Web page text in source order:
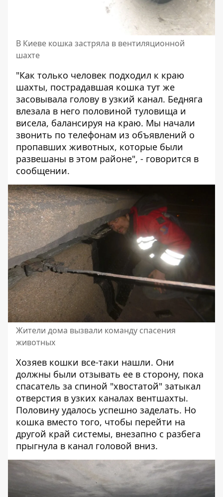
В Киеве кошка застряла в вентиляционной
шахте
"Как только человек подходил к краю
шахты, пострадавшая кошка тут же
засовывала голову в узкий канал. Бедняга
влезала в него половиной туловища и
висела, балансируя на краю. Мы начали
звонить по телефонам из объявлений о
пропавших животных, которые были
развешаны в этом районе", - говорится в
сообщении.
Жители дома вызвали команду спасения
животных
Хозяев кошки все-таки нашли. Они
должны были отзывать ее в сторону, пока
спасатель за спиной "хвостатой" затыкал
отверстия в узких каналах вентшахты.
Половину удалось успешно заделать. Но
кошка вместо того, чтобы перейти на
другой край системы, внезапно с разбега
прыгнула в канал головой вниз.